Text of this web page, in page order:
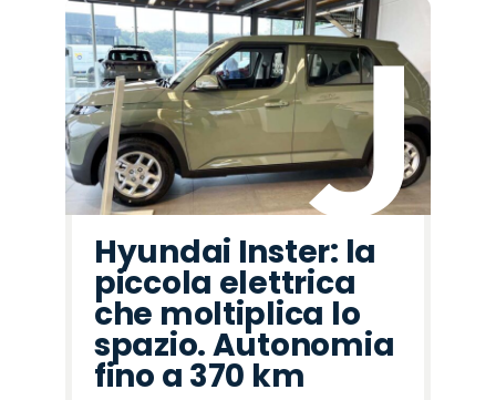
Hyundai Inster: la
piccola elettrica
che moltiplica lo
spazio. Autonomia
fino a 370 km